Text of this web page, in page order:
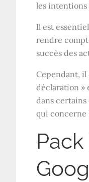
les intentions
Il est
rendre
succès des
Cependant, il
déclaration »
dans
qui